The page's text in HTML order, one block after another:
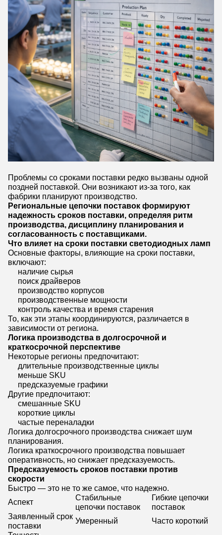
Проблемы со сроками поставки редко вызваны одной
поздней поставкой. Они возникают из-за того, как
фабрики планируют производство.
Региональные цепочки поставок формируют
надежность сроков поставки, определяя ритм
производства, дисциплину планирования и
согласованность с поставщиками.
Что влияет на сроки поставки светодиодных ламп
Основные факторы, влияющие на сроки поставки,
включают:
наличие сырья
поиск драйверов
производство корпусов
производственные мощности
контроль качества и время старения
То, как эти этапы координируются, различается в
зависимости от региона.
Логика производства в долгосрочной и
краткосрочной перспективе
Некоторые регионы предпочитают:
длительные производственные циклы
меньше SKU
предсказуемые графики
Другие предпочитают:
смешанные SKU
короткие циклы
частые переналадки
Логика долгосрочного производства снижает шум
планирования.
Логика краткосрочного производства повышает
оперативность, но снижает предсказуемость.
Предсказуемость сроков поставки против
скорости
Быстро — это не то же самое, что надежно.
Аспект
Стабильные
цепочки поставок
Гибкие цепочки
поставок
Заявленный срок
поставки
Умеренный
Часто короткий